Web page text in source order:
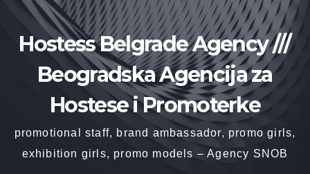
contentHostess Belgrade Agency ///
Beogradska Agencija za
Hostese i Promoterke
promotional staff, brand ambassador, promo girls,
exhibition girls, promo models – Agency SNOB